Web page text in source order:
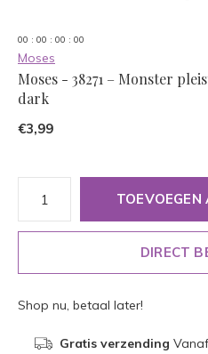
00 : 00 : 00 : 00
Moses
Moses - 38271 – Monster
dark
€3,99
DIRECT
Shop nu, betaal later!
Gratis verzending